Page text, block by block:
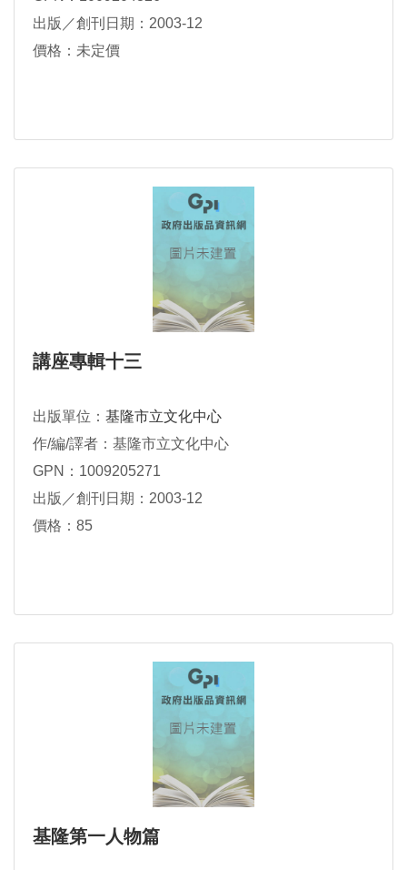
出版／創刊日期：2003-12
價格：未定價
講座專輯十三
出版單位： 基隆市立文化中心
作/編/譯者：基隆市立文化中心
GPN：1009205271
出版／創刊日期：2003-12
價格：85
基隆第一人物篇